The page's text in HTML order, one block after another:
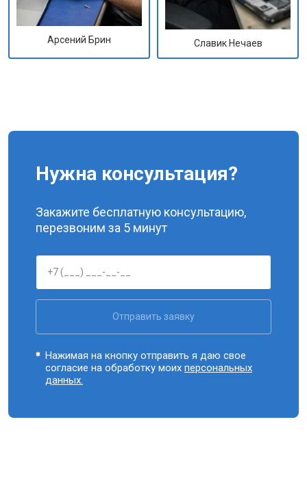
Арсений Брин Славик Нечаев
Нужна консультация?
Закажите бесплатную консультацию,
перезвоним за 5 минут
Отправить заявку
Нажимая на кнопку отправить я даю свое
согласие на обработку моихперсональных
данных.